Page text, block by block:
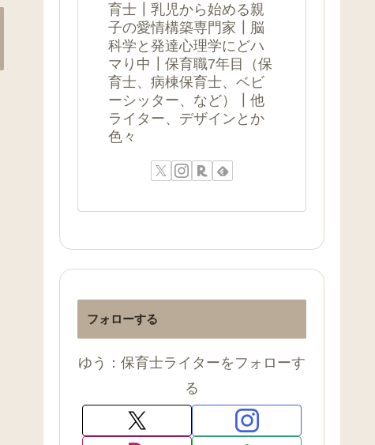
育士┃乳児から始める親
子の愛情構築専門家┃脳
科学と発達心理学にどハ
マり中┃保育職7年目（保
育士、病棟保育士、ベビ
ーシッター、など）┃他
ライター、デザインとか
色々
フォローする
ゆう：保育士ライターをフォローす
る